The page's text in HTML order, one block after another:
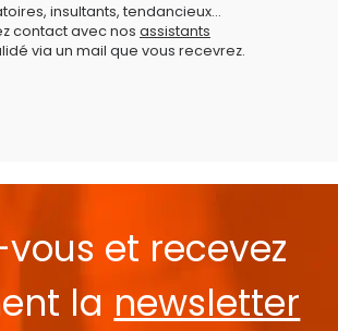
insultants, tendancieux...
contact avec nos assistants
via un mail que vous recevrez.
et recevez
la newsletter